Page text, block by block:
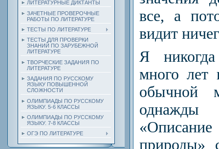
ЛИТЕРАТУРНЫЕ ДИКТАНТЫ
ЗАЧЕТНЫЕ ПРОВЕРОЧНЫЕ
РАБОТЫ ПО ЛИТЕРАТУРЕ
ТЕСТЫ ПО ЛИТЕРАТУРЕ
ТЕСТЫ ДЛЯ ПРОВЕРКИ
ЗНАНИЙ ПО ЗАРУБЕЖНОЙ
ЛИТЕРАТУРЕ
ТВОРЧЕСКИЕ ЗАДАНИЯ ПО
ЛИТЕРАТУРЕ
ЗАДАНИЯ ПО РУССКОМУ
ЯЗЫКУ ПОВЫШЕННОЙ
СЛОЖНОСТИ
ОЛИМПИАДЫ ПО РУССКОМУ
ЯЗЫКУ. 5-6 КЛАССЫ
ОЛИМПИАДЫ ПО РУССКОМУ
ЯЗЫКУ. 7-8 КЛАССЫ
ОГЭ ПО ЛИТЕРАТУРЕ
все, а
видит
Я
много лет
обычной
природы»